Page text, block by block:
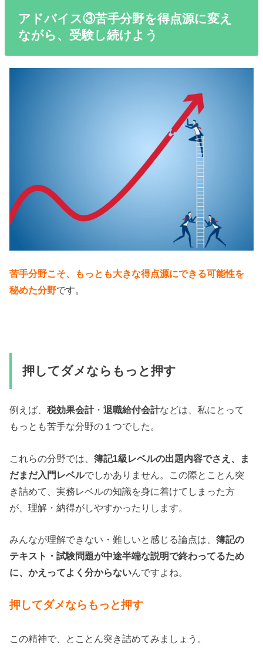
アドバイス③苦手分野を得点源に変え
ながら、受験し続けよう
苦手分野こそ、もっとも大きな得点源にできる可能性を
秘めた分野です。
押してダメならもっと押す
例えば、税効果会計・退職給付会計などは、私にとって
もっとも苦手な分野の１つでした。
これらの分野では、簿記1級レベルの出題内容でさえ、ま
だまだ入門レベルでしかありません。この際とことん突
き詰めて、実務レベルの知識を身に着けてしまった方
が、理解・納得がしやすかったりします。
みんなが理解できない・難しいと感じる論点は、簿記の
テキスト・試験問題が中途半端な説明で終わってるため
に、かえってよく分からないんですよね。
押してダメならもっと押す
この精神で、とことん突き詰めてみましょう。